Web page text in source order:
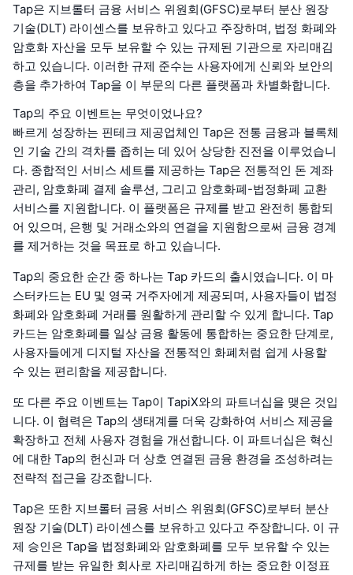
Tap은 지브롤터 금융 서비스 위원회(GFSC)로부터 분산 원장
기술(DLT) 라이센스를 보유하고 있다고 주장하며, 법정 화폐와
암호화 자산을 모두 보유할 수 있는 규제된 기관으로 자리매김
하고 있습니다. 이러한 규제 준수는 사용자에게 신뢰와 보안의
층을 추가하여 Tap을 이 부문의 다른 플랫폼과 차별화합니다.
Tap의 주요 이벤트는 무엇이었나요?
빠르게 성장하는 핀테크 제공업체인 Tap은 전통 금융과 블록체
인 기술 간의 격차를 좁히는 데 있어 상당한 진전을 이루었습니
다. 종합적인 서비스 세트를 제공하는 Tap은 전통적인 돈 계좌
관리, 암호화폐 결제 솔루션, 그리고 암호화폐-법정화폐 교환
서비스를 지원합니다. 이 플랫폼은 규제를 받고 완전히 통합되
어 있으며, 은행 및 거래소와의 연결을 지원함으로써 금융 경계
를 제거하는 것을 목표로 하고 있습니다.
Tap의 중요한 순간 중 하나는 Tap 카드의 출시였습니다. 이 마
스터카드는 EU 및 영국 거주자에게 제공되며, 사용자들이 법정
화폐와 암호화폐 거래를 원활하게 관리할 수 있게 합니다. Tap
카드는 암호화폐를 일상 금융 활동에 통합하는 중요한 단계로,
사용자들에게 디지털 자산을 전통적인 화폐처럼 쉽게 사용할
수 있는 편리함을 제공합니다.
또 다른 주요 이벤트는 Tap이 TapiX와의 파트너십을 맺은 것입
니다. 이 협력은 Tap의 생태계를 더욱 강화하여 서비스 제공을
확장하고 전체 사용자 경험을 개선합니다. 이 파트너십은 혁신
에 대한 Tap의 헌신과 더 상호 연결된 금융 환경을 조성하려는
전략적 접근을 강조합니다.
Tap은 또한 지브롤터 금융 서비스 위원회(GFSC)로부터 분산
원장 기술(DLT) 라이센스를 보유하고 있다고 주장합니다. 이 규
제 승인은 Tap을 법정화폐와 암호화폐를 모두 보유할 수 있는
규제를 받는 유일한 회사로 자리매김하게 하는 중요한 이정표